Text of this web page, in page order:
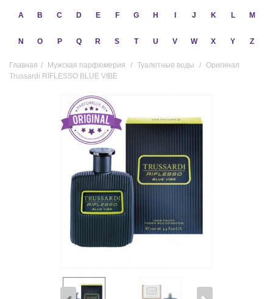
A B C D E F G H J K L M
N O P Q R S T U V W X Y Z
Главная / Мужская парфюмерия / Туалетные воды / Оригинал
Trussardi RIFLESSO BLUE VIBE